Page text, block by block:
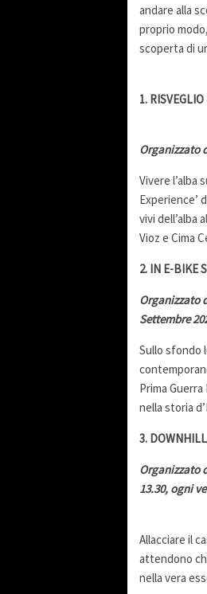
andare alla
proprio
scoperta di
1.
Organizzato
Vivere l’alba
Experience’
vivi dell’alba
Vioz e Cima
2. IN E-BIKE
Organizzato
Settembre
Sullo sfondo
Prima
nella storia
3.
Organizzato
13.30, ogni
Allacciare il
attendono
nella vera